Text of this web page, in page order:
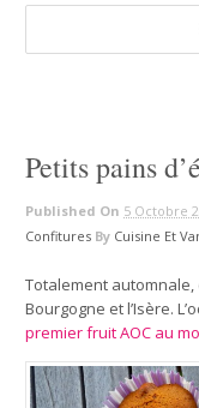
Petits pains
Published On 5 Octobre
Confitures By Cuisine Et
Totalement
Bourgogne et l’Isère.
premier fruit AOC au